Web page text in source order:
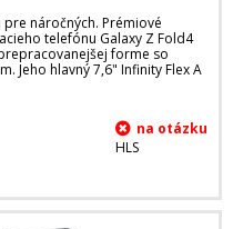
náročných. Prémiové
telefónu Galaxy Z Fold4
forme so
Jeho hlavný 7,6" Infinity Flex A
HLS